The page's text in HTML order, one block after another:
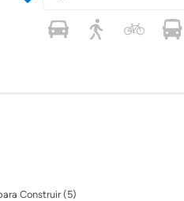
Construir (5)